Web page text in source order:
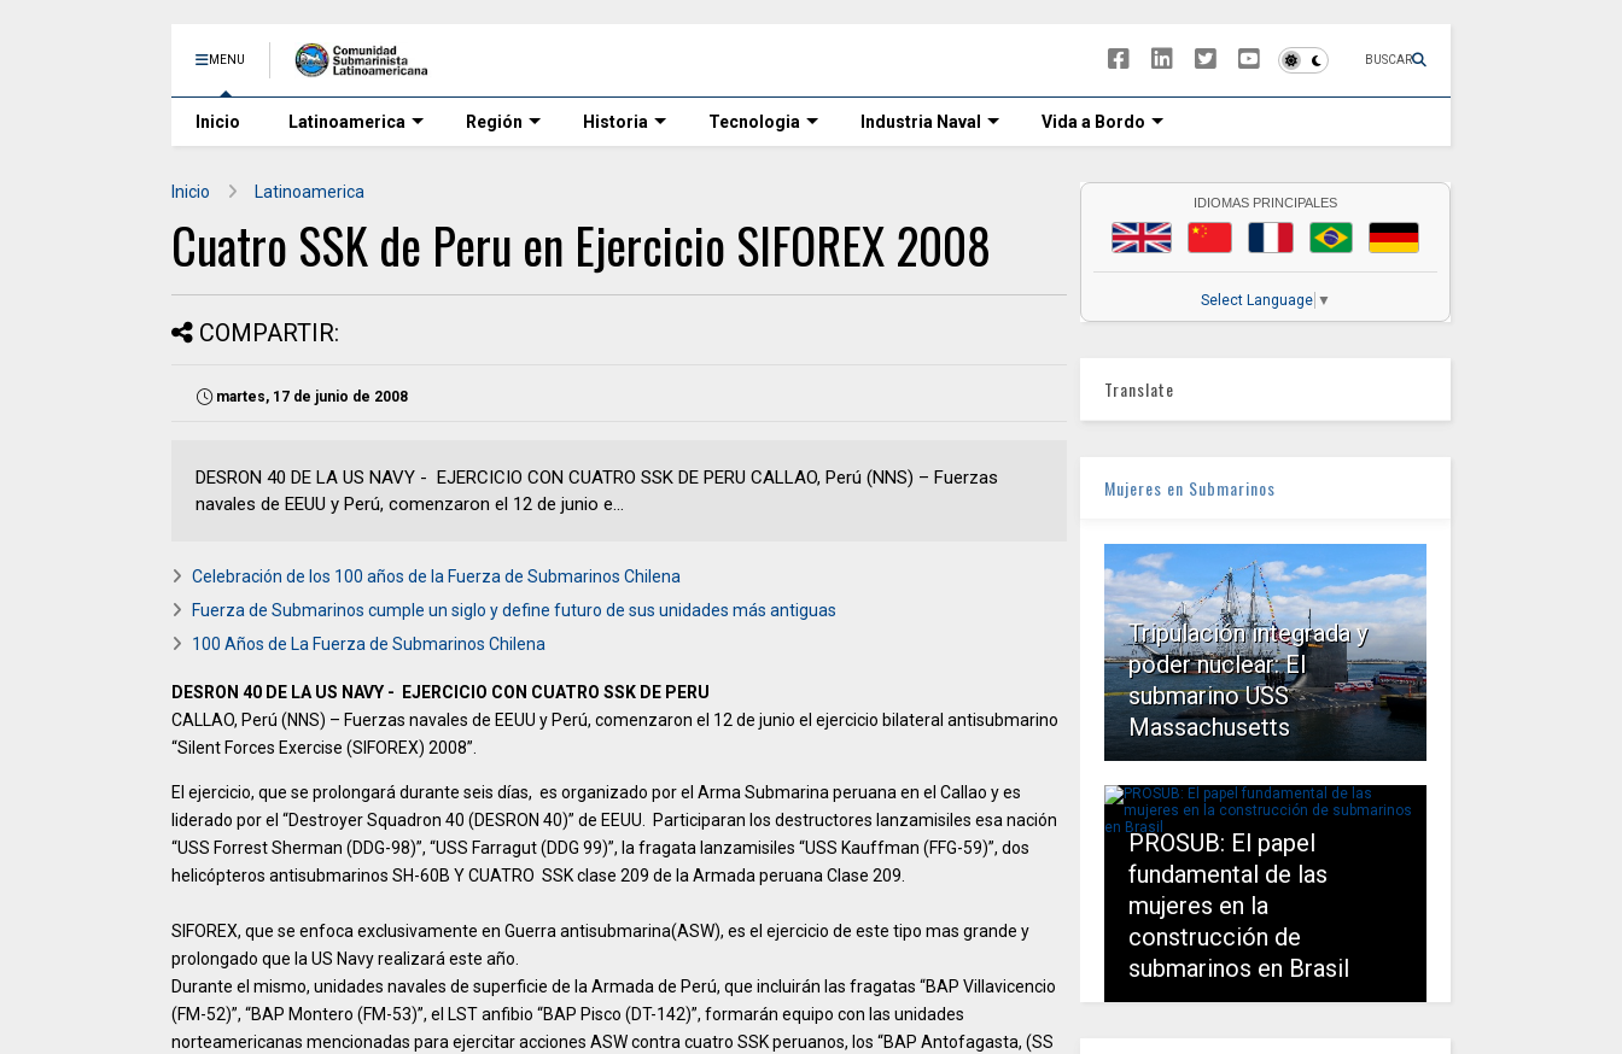
MENU BUSCAR
Inicio Latinoamerica Región Historia Tecnologia Industria Naval Vida a Bordo
Inicio Latinoamerica
Cuatro SSK de Peru en Ejercicio SIFOREX 2008
COMPARTIR:
martes, 17 de junio de 2008
DESRON 40 DE LA US NAVY - EJERCICIO CON CUATRO SSK DE PERU CALLAO, Perú (NNS) – Fuerzas
navales de EEUU y Perú, comenzaron el 12 de junio e...
Celebración de los 100 años de la Fuerza de Submarinos Chilena
Fuerza de Submarinos cumple un siglo y define futuro de sus unidades más antiguas
100 Años de La Fuerza de Submarinos Chilena
DESRON 40 DE LA US NAVY - EJERCICIO CON CUATRO SSK DE PERU
CALLAO, Perú (NNS) – Fuerzas navales de EEUU y Perú, comenzaron el 12 de junio el ejercicio bilateral antisubmarino
“Silent Forces Exercise (SIFOREX) 2008”.
El ejercicio, que se prolongará durante seis días, es organizado por el Arma Submarina peruana en el Callao y es
liderado por el “Destroyer Squadron 40 (DESRON 40)” de EEUU. Participaran los destructores lanzamisiles esa nación
“USS Forrest Sherman (DDG-98)”, “USS Farragut (DDG 99)”, la fragata lanzamisiles “USS Kauffman (FFG-59)”, dos
helicópteros antisubmarinos SH-60B Y CUATRO SSK clase 209 de la Armada peruana Clase 209.
SIFOREX, que se enfoca exclusivamente en Guerra antisubmarina(ASW), es el ejercicio de este tipo mas grande y
prolongado que la US Navy realizará este año.
Durante el mismo, unidades navales de superficie de la Armada de Perú, que incluirán las fragatas “BAP Villavicencio
(FM-52)”, “BAP Montero (FM-53)”, el LST anfibio “BAP Pisco (DT-142)”, formarán equipo con las unidades
norteamericanas mencionadas para ejercitar acciones ASW contra cuatro SSK peruanos, los “BAP Antofagasta, (SS
IDIOMAS PRINCIPALES
Select Language ▼
Translate
Mujeres en Submarinos
Tripulación integrada y
poder nuclear: El
submarino USS
Massachusetts
PROSUB: El papel
fundamental de las
mujeres en la
construcción de
submarinos en Brasil